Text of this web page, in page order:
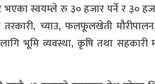
भएका स्वयम्ले रु ३० हजार पर्ने र ३०
च्याउ, फलफूलखेती
लागि भूमि व्यवस्था, कृषि तथा